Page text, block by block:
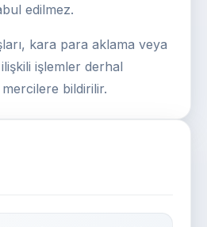
edilmez.
kara para aklama veya
işlemler derhal
bildirilir.